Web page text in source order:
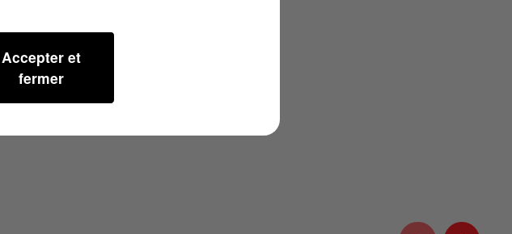
Accepter et
fermer